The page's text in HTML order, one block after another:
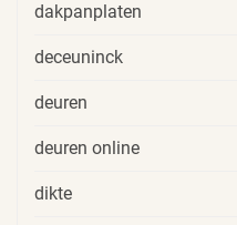
dakpanplaten
deceuninck
deuren
deuren online
dikte